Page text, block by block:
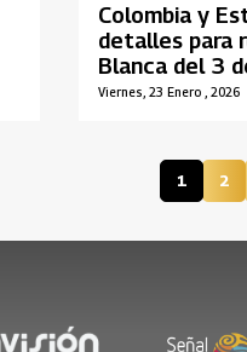
Viernes, 23 Enero , 2026
Colombia y
detalles para
Blanca del 3
Página
1 2